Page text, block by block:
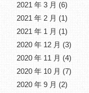
2021 年 3 月 (6)
2021 年 2 月 (1)
2021 年 1 月 (1)
2020 年 12 月 (3)
2020 年 11 月 (4)
2020 年 10 月 (7)
2020 年 9 月 (2)